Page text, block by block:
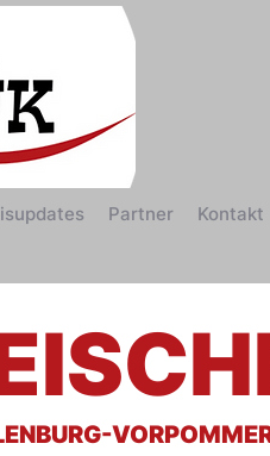
Partner Kontakt